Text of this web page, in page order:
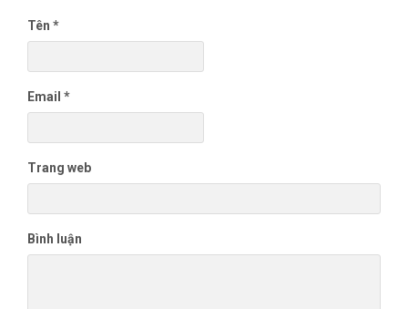
Tên *
Email *
Trang web
Bình luận